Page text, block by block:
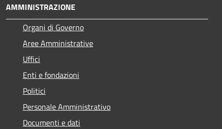
AMMINISTRAZIONE
Organi di Governo
Aree Amministrative
Uffici
Enti e fondazioni
Politici
Personale Amministrativo
Documenti e dati